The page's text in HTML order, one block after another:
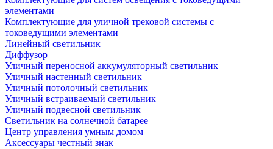
элементами
Комплектующие для уличной трековой системы с
токоведущими элементами
Линейный светильник
Диффузор
Уличный переносной аккумуляторный светильник
Уличный настенный светильник
Уличный потолочный светильник
Уличный встраиваемый светильник
Уличный подвесной светильник
Светильник на солнечной батарее
Центр управления умным домом
Аксессуары честный знак